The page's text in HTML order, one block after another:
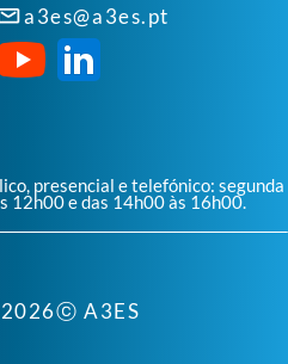
a3es@a3es.pt
presencial e telefónico: segunda
12h00 e das 14h00 às 16h00.
2026ⓒ A3ES